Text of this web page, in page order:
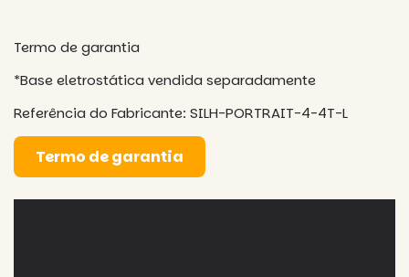
Termo de garantia
*Base eletrostática vendida separadamente
Referência do Fabricante: SILH-PORTRAIT-4-4T-L
Termo de garantia